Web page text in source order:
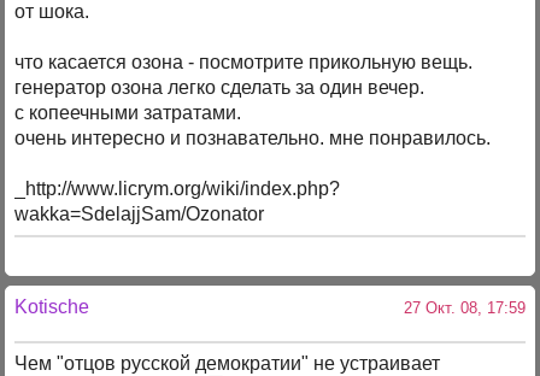
от шока.
что касается озона - посмотрите прикольную вещь.
генератор озона легко сделать за один вечер.
с копеечными затратами.
очень интересно и познавательно. мне понравилось.
_http://www.licrym.org/wiki/index.php?
wakka=SdelajjSam/Ozonator
Kotische 27 Окт. 08, 17:59
Чем "отцов русской демократии" не устраивает